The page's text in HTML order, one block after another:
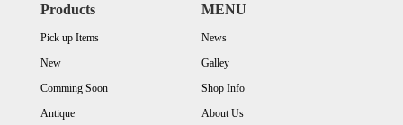
Products
Pick up Items
New
Comming Soon
Antique
MENU
News
Galley
Shop Info
About Us